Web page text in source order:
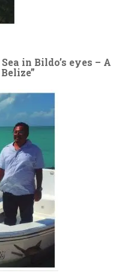
in Bildo’s eyes – A